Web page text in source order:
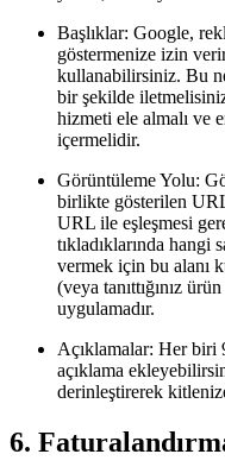
Başlıklar: Google,
göstermenize izin
kullanabilirsiniz. Bu
bir şekilde
hizmeti ele almalı ve
içermelidir.
Görüntüleme Yolu:
birlikte gösterilen
URL ile eşleşmesi
tıkladıklarında hangi
vermek için bu alanı
(veya tanıttığınız
uygulamadır.
Açıklamalar: Her biri
açıklama
derinleştirerek
6.